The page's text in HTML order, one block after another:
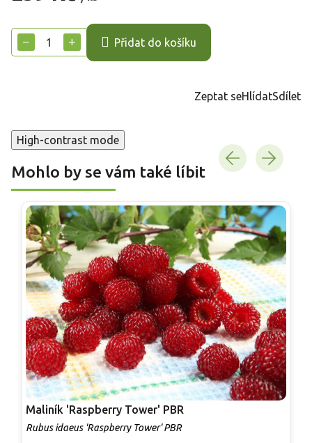
cena:
+
− Přidat do košíku
Zeptat seHlídatSdílet
High-contrast mode
Mohlo by se vám také líbit
Maliník 'Raspberry Tower' PBR
Rubus idaeus 'Raspberry Tower' PBR